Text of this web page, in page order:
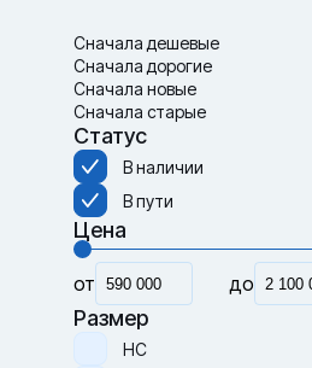
Сначала дешевые
Сначала дорогие
Сначала новые
Сначала старые
Статус
В наличии
В пути
Цена
от до
Размер
HC